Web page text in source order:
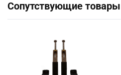
Сопутствующие товары